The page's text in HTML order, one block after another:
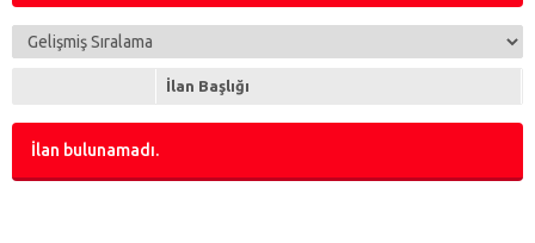
İlan Başlığı
İlan bulunamadı.